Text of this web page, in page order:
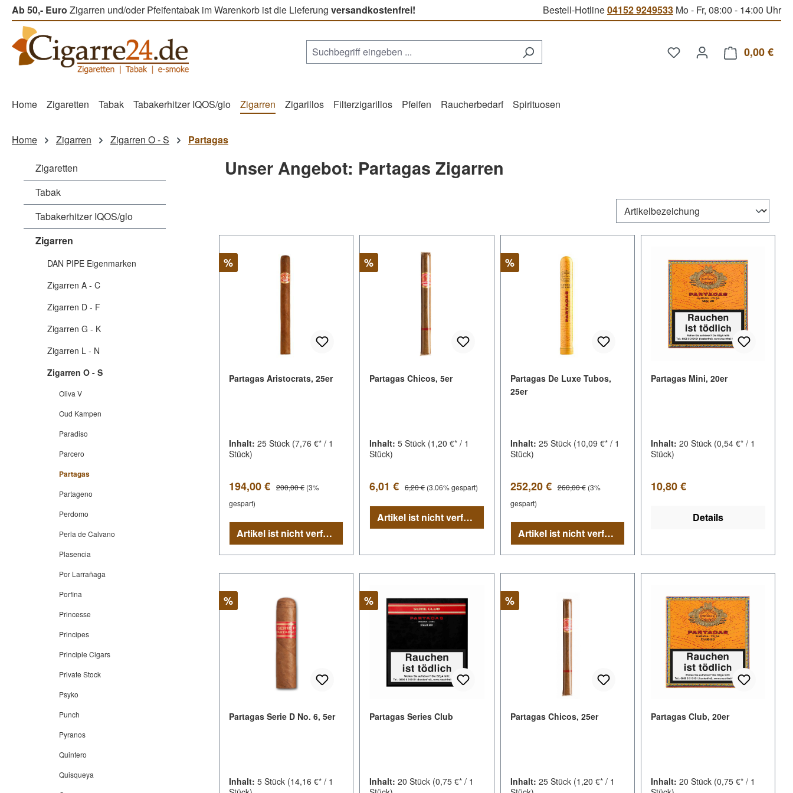
Hauptinhalt springen
Zur Suche springen
Zur Hauptnavigation springen
Ab 50,- Euro Zigarren und/oder Pfeifentabak im Warenkorb ist die Lieferung versandkostenfrei! Bestell-Hotline04152 9249533 Mo - Fr, 08:00 - 14:00 Uhr
Du hast 0 Produkte auf
0,00 €
Home Zigaretten Tabak Tabakerhitzer IQOS/glo Zigarren Zigarillos Filterzigarillos Pfeifen Raucherbedarf Spirituosen
Home Zigarren Zigarren O - S Partagas
Zigaretten
Tabak
Tabakerhitzer IQOS/glo
Zigarren
DAN PIPE Eigenmarken
Zigarren A - C
Zigarren D - F
Zigarren G - K
Zigarren L - N
Zigarren O - S
Oliva V
Oud Kampen
Paradiso
Parcero
Partagas
Partageno
Perdomo
Perla de Calvano
Plasencia
Por Larrañaga
Porfina
Princesse
Principes
Principle Cigars
Private Stock
Psyko
Punch
Pyranos
Quintero
Quisqueya
Unser Angebot: Partagas Zigarren
Rabatt
%
Partagas Aristocrats, 25er
Inhalt: 25 Stück (7,76 €* / 1
Stück)
Verkaufspreis:
194,00 € Regulärer Preis:
200,00 € (3%
gespart)
Artikel ist nicht verfügbar
Rabatt
%
Partagas Chicos, 5er
Inhalt:5 Stück (1,20 €* / 1
Stück)
Verkaufspreis:
6,01 € Regulärer Preis:
6,20 € (3.06% gespart)
Artikel ist nicht verfügbar
Rabatt
%
Partagas De Luxe Tubos,
25er
Inhalt: 25 Stück (10,09 €* / 1
Stück)
Verkaufspreis:
252,20 € Regulärer Preis:
260,00 € (3%
gespart)
Artikel ist nicht verfügbar
Partagas Mini, 20er
Inhalt: 20 Stück (0,54 €* / 1
Stück)
Regulärer Preis:
10,80 €
Details
Rabatt
%
Partagas Serie D No. 6, 5er
Inhalt: 5 Stück (14,16 €* / 1
Rabatt
%
Partagas Series Club
Inhalt:20 Stück (0,75 €* / 1
Rabatt
%
Partagas Chicos, 25er
Inhalt: 25 Stück (1,20 €* / 1
Partagas Club, 20er
Inhalt: 20 Stück (0,75 €* / 1